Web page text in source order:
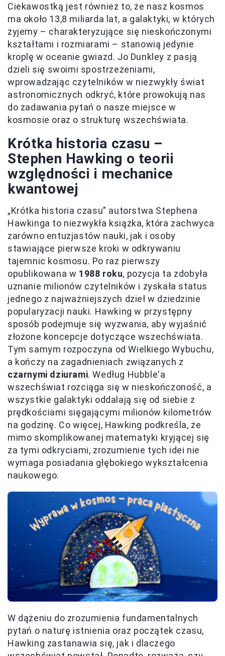
Ciekawostką jest również to, że nasz kosmos
ma około 13,8 miliarda lat, a galaktyki, w których
żyjemy – charakteryzujące się nieskończonymi
kształtami i rozmiarami – stanowią jedynie
kroplę w oceanie gwiazd. Jo Dunkley z pasją
dzieli się swoimi spostrzeżeniami,
wprowadzając czytelników w niezwykły świat
astronomicznych odkryć, które prowokują nas
do zadawania pytań o nasze miejsce w
kosmosie oraz o strukturę wszechświata.
Krótka historia czasu –
Stephen Hawking o teorii
względności i mechanice
kwantowej
„Krótka historia czasu” autorstwa Stephena
Hawkinga to niezwykła książka, która zachwyca
zarówno entuzjastów nauki, jak i osoby
stawiające pierwsze kroki w odkrywaniu
tajemnic kosmosu. Po raz pierwszy
opublikowana w 1988 roku, pozycja ta zdobyła
uznanie milionów czytelników i zyskała status
jednego z najważniejszych dzieł w dziedzinie
popularyzacji nauki. Hawking w przystępny
sposób podejmuje się wyzwania, aby wyjaśnić
złożone koncepcje dotyczące wszechświata.
Tym samym rozpoczyna od Wielkiego Wybuchu,
a kończy na zagadnieniach związanych z
czarnymi dziurami. Według Hubble'a
wszechświat rozciąga się w nieskończoność, a
wszystkie galaktyki oddalają się od siebie z
prędkościami sięgającymi milionów kilometrów
na godzinę. Co więcej, Hawking podkreśla, że
mimo skomplikowanej matematyki kryjącej się
za tymi odkryciami, zrozumienie tych idei nie
wymaga posiadania głębokiego wykształcenia
naukowego.
W dążeniu do zrozumienia fundamentalnych
pytań o naturę istnienia oraz początek czasu,
Hawking zastanawia się, jak i dlaczego